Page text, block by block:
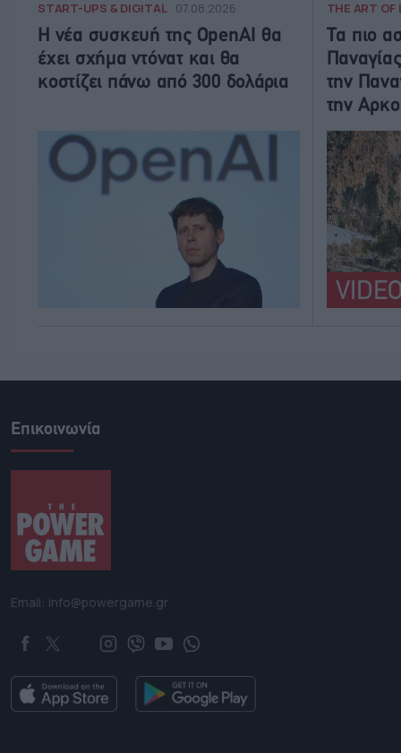
START-UPS & DIGITAL 07.08.2026
Η νέα συσκευή της OpenAI θα
έχει σχήμα ντόνατ και θα
κοστίζει πάνω από 300 δολάρια
THE ART OF
Τα πιο
την
την
VIDEO
Επικοινωνία
Email: info@powergame.gr